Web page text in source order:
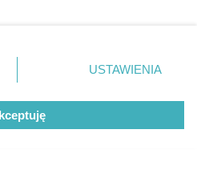
ustawień prywatności
rogu strony
nie wymagają zgody
sprzeciwić się takiemu
będą miały zastosowanie tylko
USTAWIENIA